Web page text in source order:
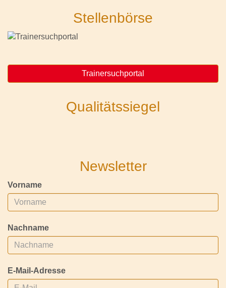
Stellenbörse
Trainersuchportal
Qualitätssiegel
Newsletter
Vorname
Nachname
E-Mail-Adresse